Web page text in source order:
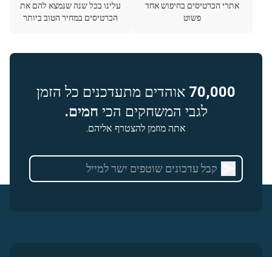
אתרי הכרטיסים בחיפוש אחד
פשוט
עלינו בכל שנה שנמצא להם את
הכרטיסים במחיר הטוב ביותר
70,000 אוהדים מתעדכנים כל הזמן
לגבי המשחקים הכי חמים.
אתה מוזמן להצטרף אליהם.